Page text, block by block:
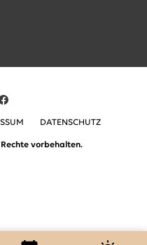
DATENSCHUTZ
vorbehalten.